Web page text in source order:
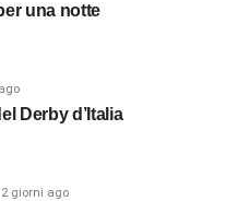
una notte
Derby d’Italia
2 giorni ago